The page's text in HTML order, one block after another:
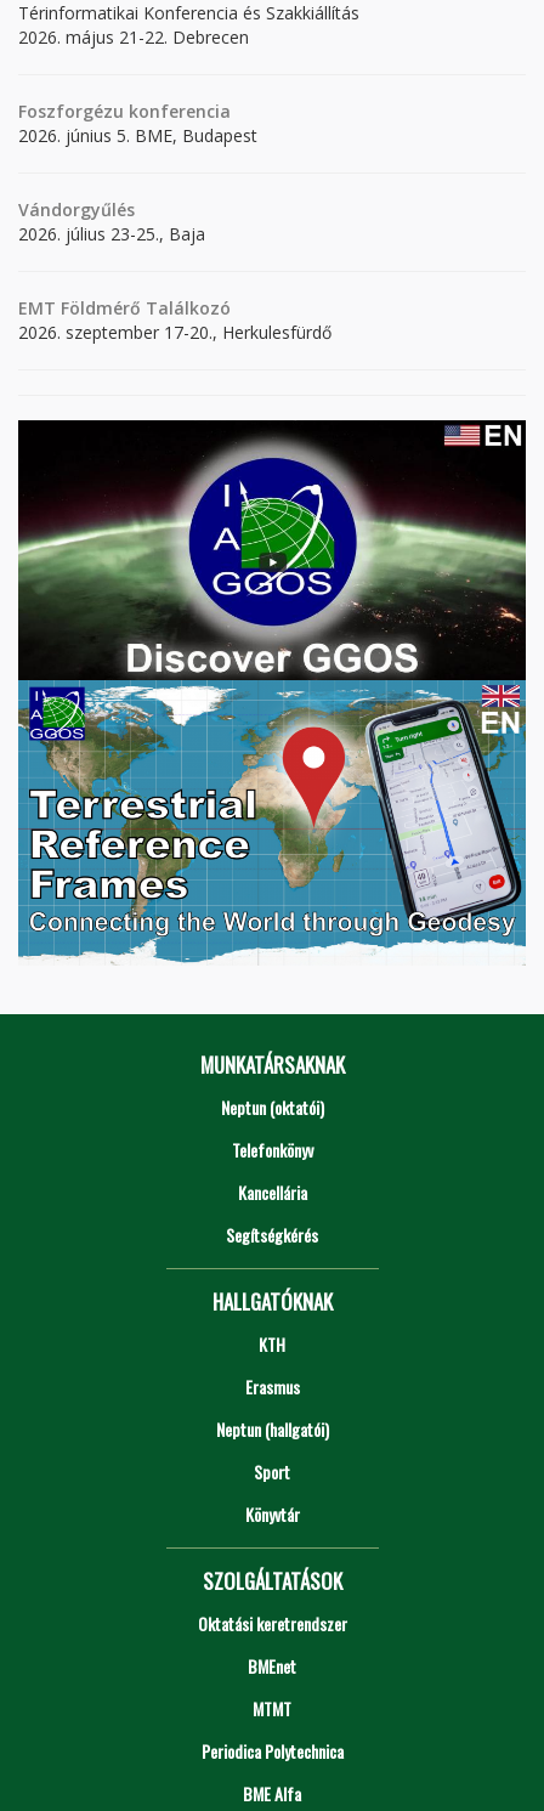
Térinformatikai Konferencia és Szakkiállítás
2026. május 21-22. Debrecen
Foszforgézu konferencia
2026. június 5. BME, Budapest
Vándorgyűlés
2026. július 23-25., Baja
EMT Földmérő Találkozó
2026. szeptember 17-20., Herkulesfürdő
MUNKATÁRSAKNAK
Neptun (oktatói)
Telefonkönyv
Kancellária
Segítségkérés
HALLGATÓKNAK
KTH
Erasmus
Neptun (hallgatói)
Sport
Könyvtár
SZOLGÁLTATÁSOK
Oktatási keretrendszer
BMEnet
MTMT
Periodica Polytechnica
BME Alfa